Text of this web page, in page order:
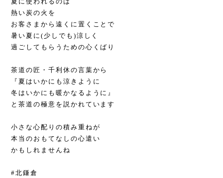
熱い炭の火を
お客さまから遠くに置くことで
暑い夏に(少しでも)涼しく
過ごしてもらうための心くばり
茶道の匠・千利休の言葉から
『夏はいかにも涼きように
冬はいかにも暖かなるように』
と茶道の極意を説かれています
小さな心配りの積み重ねが
本当のおもてなしの心遣い
かもしれませんね
#北鎌倉